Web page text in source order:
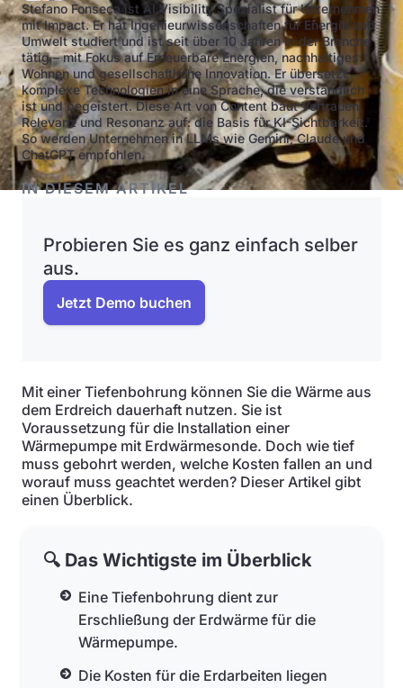
Stefano Fonseca ist AI Visibility Spezialist für Unternehmen
mit Impact. Er hat Ingenieurwissenschaften für Energie und
Umwelt studiert und ist seit über 10 Jahren in der Branche
tätig – mit Fokus auf Erneuerbare Energien, nachhaltiges
Wohnen und gesellschaftliche Innovation. Er übersetzt
komplexe Technologien in eine Sprache, die verständlich
ist und begeistert. Diese Art von Content baut Vertrauen,
Relevanz und Resonanz auf: die Basis für KI-Sichtbarkeit.
So werden Unternehmen in LLMs wie Gemini, Claude und
ChatGPT empfohlen.
IN DIESEM ARTIKEL
Probieren Sie es ganz einfach selber
aus.
Jetzt Demo buchen
Mit einer Tiefenbohrung können Sie die Wärme aus
dem Erdreich dauerhaft nutzen. Sie ist
Voraussetzung für die Installation einer
Wärmepumpe mit Erdwärmesonde. Doch wie tief
muss gebohrt werden, welche Kosten fallen an und
worauf muss geachtet werden? Dieser Artikel gibt
einen Überblick.
🔍 Das Wichtigste im Überblick
Eine Tiefenbohrung dient zur
Erschließung der Erdwärme für die
Wärmepumpe.
Die Kosten für die Erdarbeiten liegen